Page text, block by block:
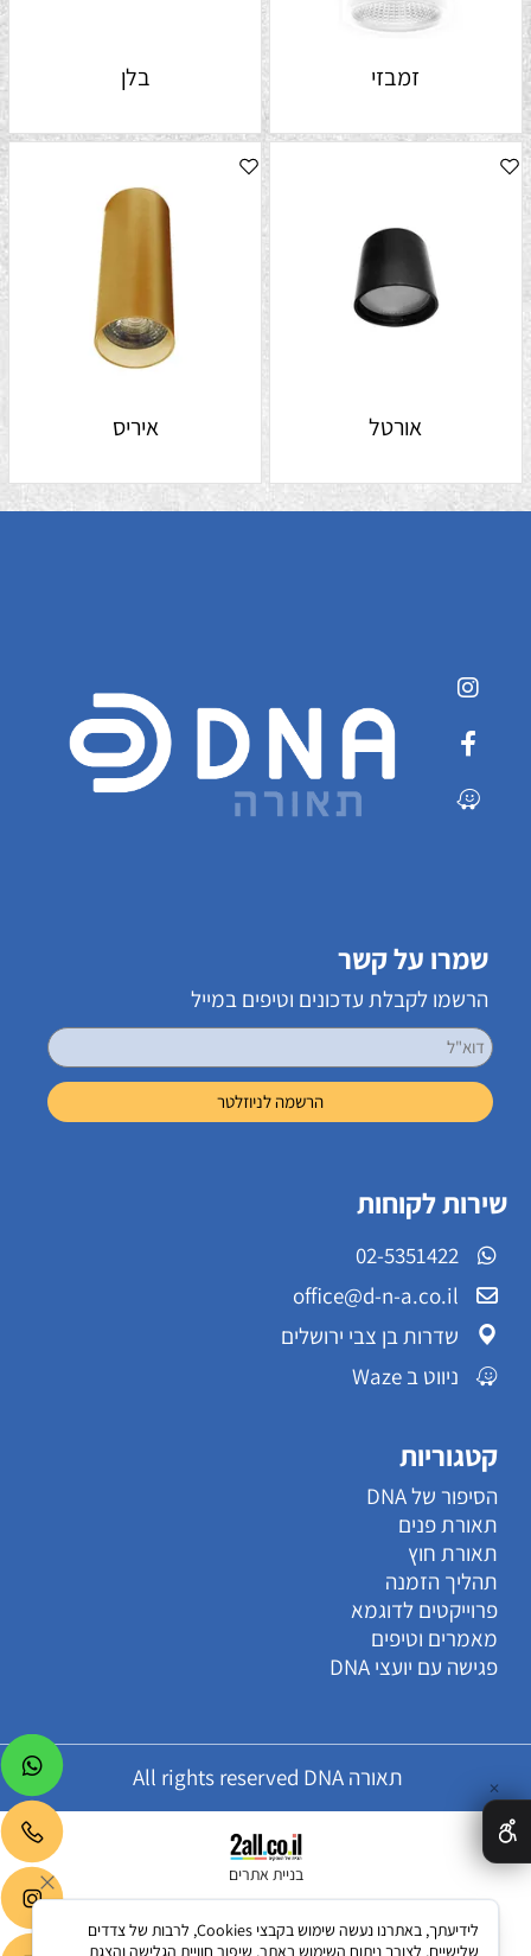
זמבזי בלן
אורטל איריס
שמרו על קשר
הרשמו לקבלת עדכונים וטיפים במייל
שירות לקוחות
02-5351422
office@d-n-a.co.il
שדרות בן צבי ירושלים
ניווט ב Waze
קטגוריות
הסיפור של DNA
תאורת פנים
תאורת חוץ
תהליך הזמנה
פרוייקטים לדוגמא
מאמרים וטיפים
פגישה עם יועצי DNA
תאורה All rights reserved DNA
בניית אתרים
✕
לידיעתך, באתרנו נעשה שימוש בקבצי Cookies, לרבות של צדדים
שלישיים, לצורך ניתוח השימוש באתר, שיפור חוויית הגלישה והצגת